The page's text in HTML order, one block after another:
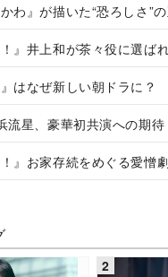
かわ』が描いた“恐ろしさ”
！』井上和が茶々役に選ば
』はなぜ新しい朝ドラに？
流星、豪華初共演への期待
！』お家存続をめぐる愛憎